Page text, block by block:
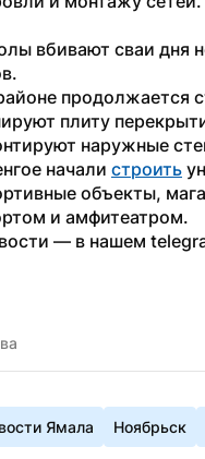
вбивают сваи дня
продолжается
плиту
наружные
начали строить
объекты,
и амфитеатром.
— в нашем
Ямала Ноябрьск